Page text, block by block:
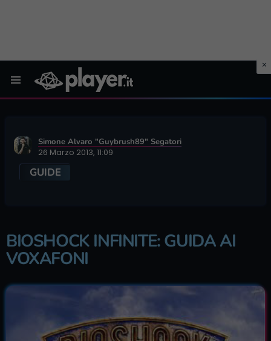
Simone Alvaro "Guybrush89" Segatori
26 Marzo 2013, 11:09
GUIDE
BIOSHOCK INFINITE: GUIDA AI
VOXAFONI